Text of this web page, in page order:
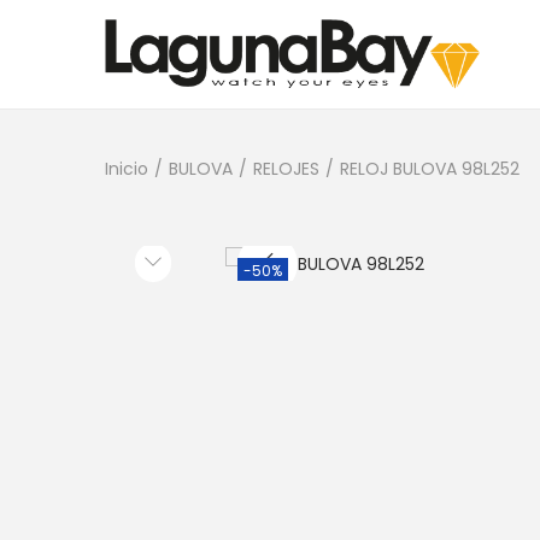
Inicio / BULOVA / RELOJES / RELOJ BULOVA 98L252
-50%